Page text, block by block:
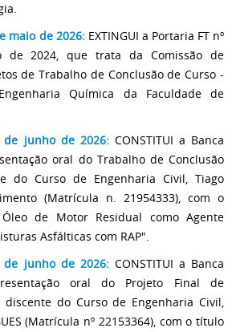
maio de 2026: EXTINGUI a Portaria FT nº
2024, que trata da Comissão de
de Trabalho de Conclusão de Curso -
Química da Faculdade de
de junho de 2026: CONSTITUI a Banca
oral do Trabalho de Conclusão
do Curso de Engenharia Civil, Tiago
(Matrícula n. 21954333), com o
de Motor Residual como Agente
Asfálticas com RAP".
de junho de 2026: CONSTITUI a Banca
oral do Projeto Final de
do Curso de Engenharia Civil,
(Matrícula nº 22153364), com o título